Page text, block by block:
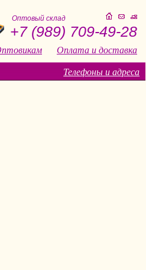
Оптовый склад
+7 (989) 709-49-28
Оплата и доставка
Телефоны и адреса